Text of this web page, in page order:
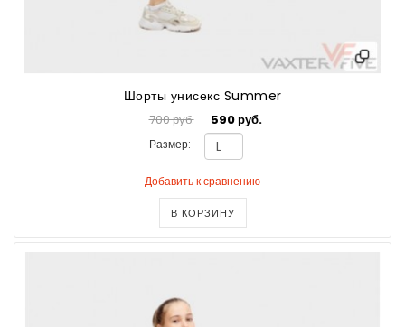
Шорты унисекс Summer
700 руб. 590 руб.
Размер:
Добавить к сравнению
В КОРЗИНУ